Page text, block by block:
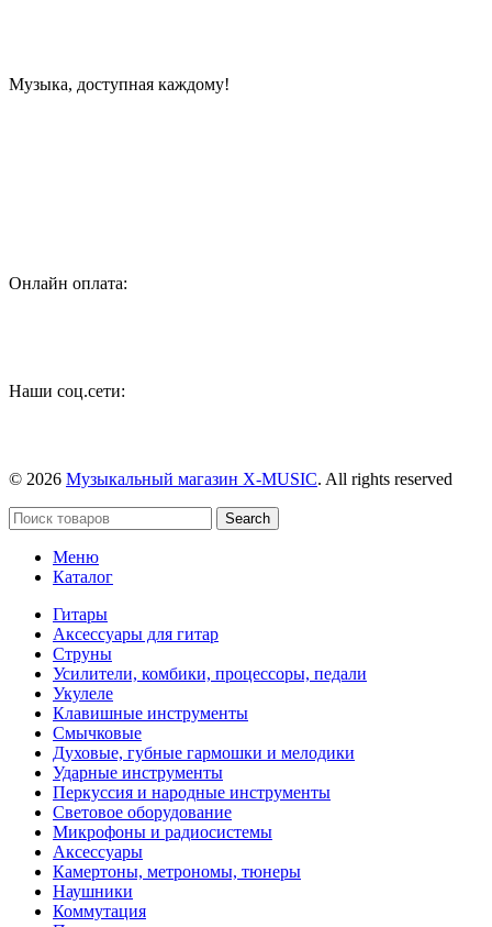
Музыка, доступная каждому!
Онлайн оплата:
Наши соц.сети:
© 2026 Музыкальный магазин X-MUSIC. All rights reserved
Search
Меню
Каталог
Гитары
Аксессуары для гитар
Струны
Усилители, комбики, процессоры, педали
Укулеле
Клавишные инструменты
Смычковые
Духовые, губные гармошки и мелодики
Ударные инструменты
Перкуссия и народные инструменты
Световое оборудование
Микрофоны и радиосистемы
Аксессуары
Камертоны, метрономы, тюнеры
Наушники
Коммутация